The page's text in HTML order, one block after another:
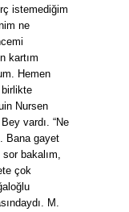
istemediğim
ne
kartım
Hemen
birlikte
Nursen
vardı. “Ne
Bana gayet
bakalım,
çok
M.